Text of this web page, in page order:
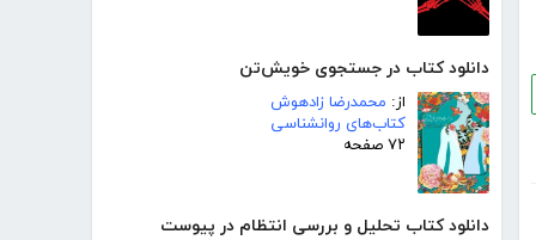
دانلود کتاب در جستجوی خویش‌تن
از: محمدرضا زادهوش
کتاب‌های روانشناسی
۷۲ صفحه
دانلود کتاب تحلیل و بررسی انتظام در پیوست